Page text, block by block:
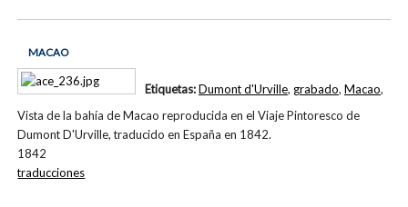
MACAO
Vista de la bahía de Macao reproducida en el Viaje Pintoresco de
Dumont D'Urville, traducido en España en 1842.
1842
Etiquetas:Dumont d'Urville, grabado, Macao,
traducciones